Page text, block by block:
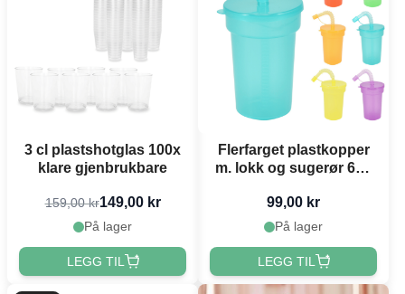
3 cl plastshotglas 100x
klare gjenbrukbare
159,00 kr149,00 kr
På lager
LEGG TIL
Flerfarget plastkopper
m. lokk og sugerør 6x -
99,00 kr
På lager
LEGG TIL